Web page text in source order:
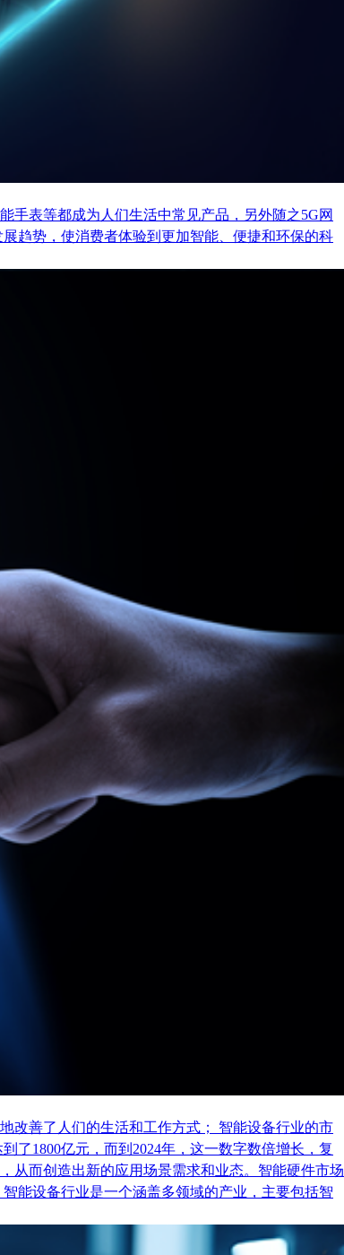
手表等都成为人们生活中常见产品，另外随之5G网
趋势，使消费者体验到更加智能、便捷和环保的科
改善了人们的生活和工作方式； 智能设备行业的市
了1800亿元，而到2024年，这一数字数倍增长，复
从而创造出新的应用场景需求和业态。智能硬件市场
能设备行业是一个涵盖多领域的产业，主要包括智